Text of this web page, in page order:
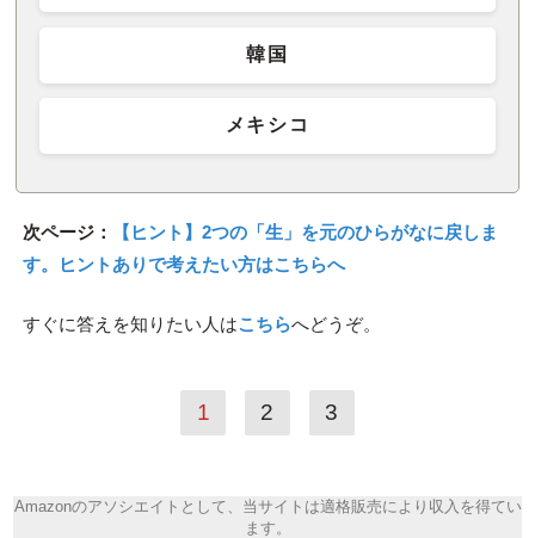
韓国
メキシコ
次ページ：
【ヒント】2つの「生」を元のひらがなに戻しま
す。ヒントありで考えたい方はこちらへ
すぐに答えを知りたい人はこちらへどうぞ。
1 2 3
Amazonのアソシエイトとして、当サイトは適格販売により収入を得てい
ます。